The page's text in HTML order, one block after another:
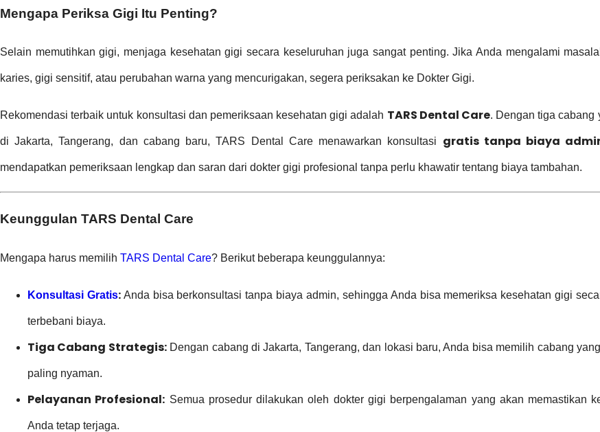
Mengapa Periksa Gigi Itu Penting?
Selain memutihkan gigi, menjaga kesehatan gigi secara keseluruhan juga sangat penting. Jika Anda mengalami
karies, gigi sensitif, atau perubahan warna yang mencurigakan, segera periksakan ke Dokter Gigi.
Rekomendasi terbaik untuk konsultasi dan pemeriksaan kesehatan gigi adalah TARS Dental Care. Dengan tiga cabang
di Jakarta, Tangerang, dan cabang baru, TARS Dental Care menawarkan konsultasi gratis tanpa biaya
mendapatkan pemeriksaan lengkap dan saran dari dokter gigi profesional tanpa perlu khawatir tentang biaya tambahan.
Keunggulan TARS Dental Care
Mengapa harus memilih TARS Dental Care? Berikut beberapa keunggulannya:
Konsultasi Gratis:Anda bisa berkonsultasi tanpa biaya admin, sehingga Anda bisa memeriksa kesehatan gigi
terbebani biaya.
Tiga Cabang Strategis:Dengan cabang di Jakarta, Tangerang, dan lokasi baru, Anda bisa memilih cabang
paling nyaman.
Pelayanan Profesional: Semua prosedur dilakukan oleh dokter gigi berpengalaman yang akan memastikan
Anda tetap terjaga.